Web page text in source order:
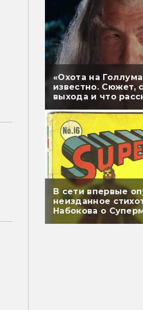
«Охота на
известно. Сюжет,
выхода и что
В сети впервые
неизданное
Набокова о
перевели